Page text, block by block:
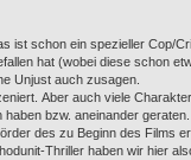
ist schon ein spezieller Cop/
hat (wobei diese schon
Unjust auch zusagen.
Aber auch viele
bzw. aneinander
des zu Beginn des Films
Thriller haben wir hier